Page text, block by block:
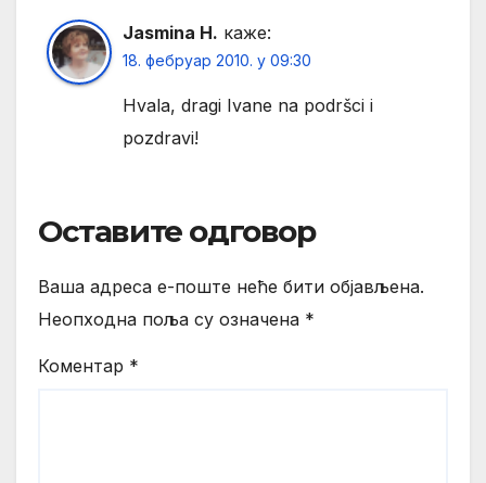
Jasmina H. каже:
18. фебруар 2010. у 09:30
Hvala, dragi Ivane na podršci i
pozdravi!
Оставите одговор
Ваша адреса е-поште неће бити објављена.
Неопходна поља су означена *
Коментар *